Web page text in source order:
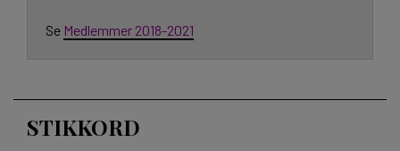
Se Medlemmer 2018-2021
STIKKORD